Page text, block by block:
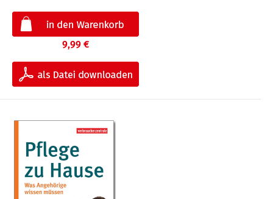
9,99 €